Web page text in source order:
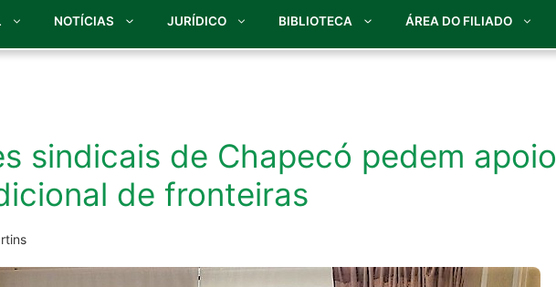
NOTÍCIAS JURÍDICO BIBLIOTECA ÁREA DO FILIADO
sindicais de Chapecó pedem apoio
de fronteiras